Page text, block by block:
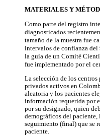
MATERIALES Y
Como parte del registro
diagnosticados
tamaño de la muestra fue
intervalos de confianza del
la guía de un Comité
fue implementado por el
La selección de los
privados activos en
aleatoria y los pacientes
información requerida por
por su designado, quien
demográficos del
seguimiento (final) que se
paciente.